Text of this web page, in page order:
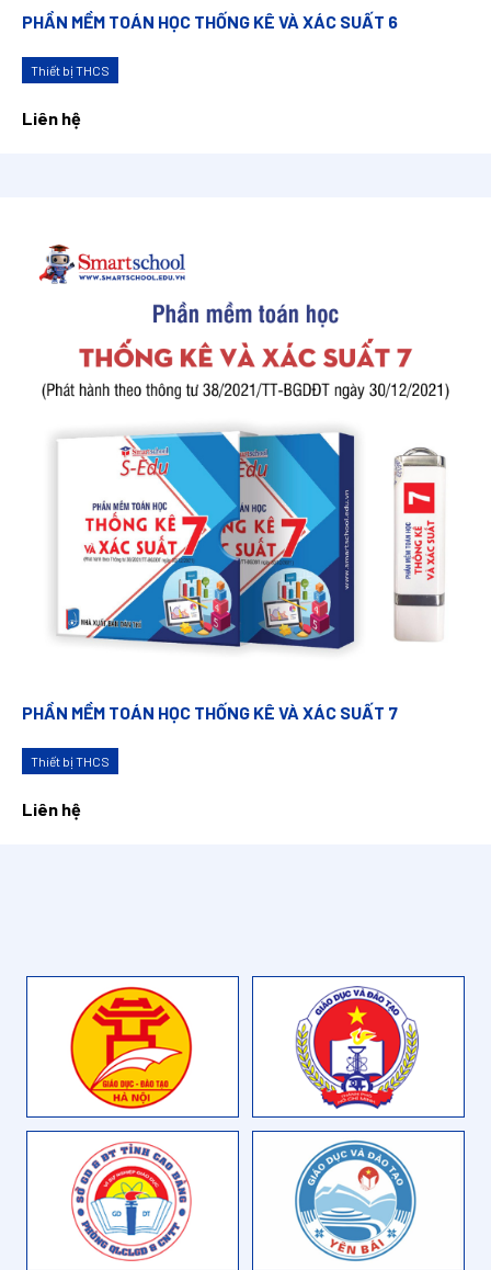
PHẦN MỀM TOÁN HỌC THỐNG KÊ VÀ XÁC SUẤT 6
Thiết bị THCS
Liên hệ
PHẦN MỀM TOÁN HỌC THỐNG KÊ VÀ XÁC SUẤT 7
Thiết bị THCS
Liên hệ